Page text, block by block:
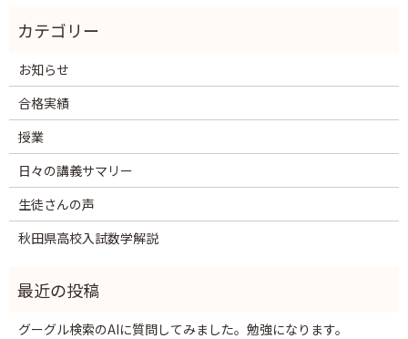
お知らせ
合格実績
授業
日々の講義サマリー
生徒さんの声
秋田県高校入試数学解説
グーグル検索のAIに質問してみました。勉強になります。